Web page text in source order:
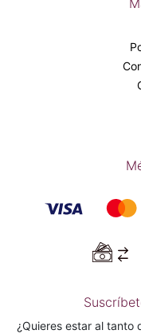
¿Quieres estar al tanto